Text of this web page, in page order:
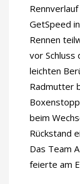
GetSpeed
Rennen
vor Schluss
leichten
Radmutter
beim
Rückstand
Das Team
feierte am